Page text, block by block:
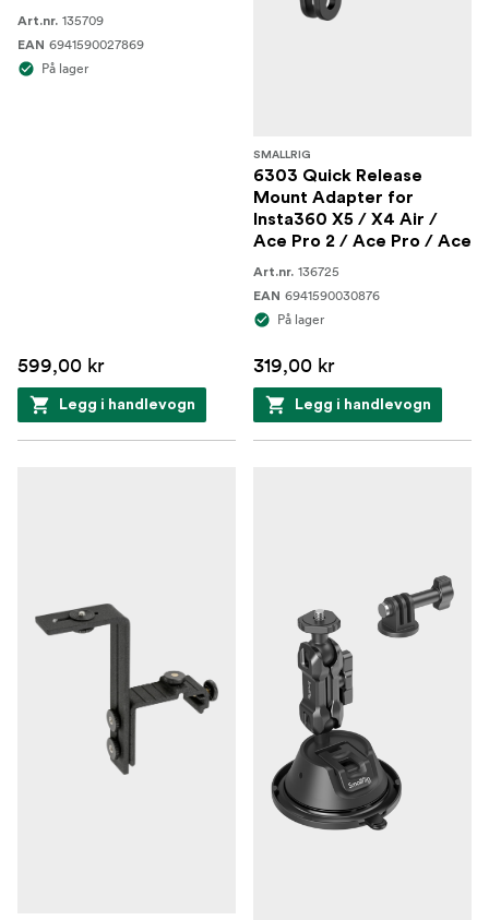
Art.nr. 135709
EAN 6941590027869
På lager
599,00 kr
Legg i handlevogn
SMALLRIG
6303 Quick Release
Mount Adapter for
Insta360 X5 / X4 Air /
Ace Pro 2 / Ace Pro / Ace
Art.nr. 136725
EAN 6941590030876
På lager
319,00 kr
Legg i handlevogn